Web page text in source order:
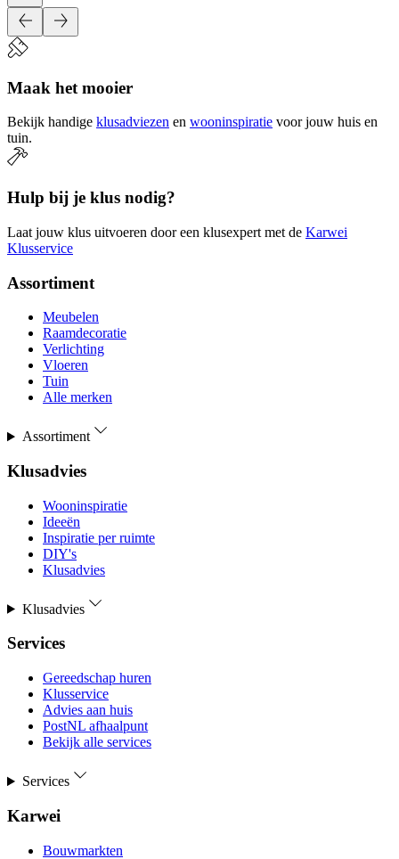
Maak het mooier
Bekijk handige klusadviezen en wooninspiratie voor jouw huis en
tuin.
Hulp bij je klus nodig?
Laat jouw klus uitvoeren door een klusexpert met de Karwei
Klusservice
Assortiment
Meubelen
Raamdecoratie
Verlichting
Vloeren
Tuin
Alle merken
Assortiment
Klusadvies
Wooninspiratie
Ideeën
Inspiratie per ruimte
DIY's
Klusadvies
Klusadvies
Services
Gereedschap huren
Klusservice
Advies aan huis
PostNL afhaalpunt
Bekijk alle services
Services
Karwei
Bouwmarkten